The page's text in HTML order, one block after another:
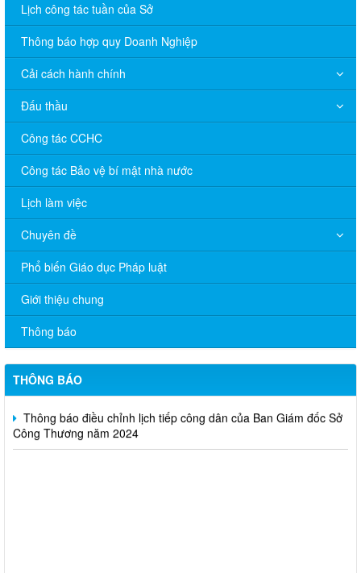
Lịch công tác tuần của Sở
Thông báo hợp quy Doanh Nghiệp
Cải cách hành chính
Đấu thầu
Công tác CCHC
Công tác Bảo vệ bí mật nhà nước
Lịch làm việc
Chuyên đề
Phổ biến Giáo dục Pháp luật
Giới thiệu chung
Thông báo
THÔNG BÁO
V/v đề nghị báo cáo hệ thống phân phối, nhãn hiệu hàng hóa
và hoạt động mua bán khí trên địa bàn tỉnh năm 2025 (nhắc lần
2).
Thông báo bán thanh lý tài sản công theo hình thức chỉ định
Thông báo lựa chọn nhà thầu thực hiện gói thầu: “tổ chức tập
huấn kinh doanh online hiệu quả trên các kênh thương mại điện
tử phổ biến hiện nay” (SA)
Thông báo điều chỉnh lịch tiếp công dân của Ban Giám đốc Sở
Công Thương năm 2024